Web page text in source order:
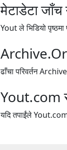
मेटाडेटा जाँच
Yout ले भिडियो
ढाँचा परिवर्तन
Yout.com
यदि तपाईंले Yout.com